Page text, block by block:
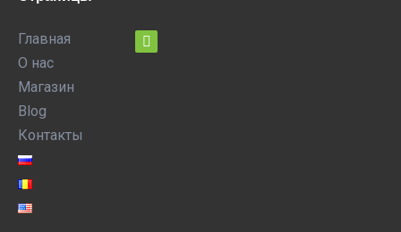
Главная
О нас
Магазин
Blog
Контакты